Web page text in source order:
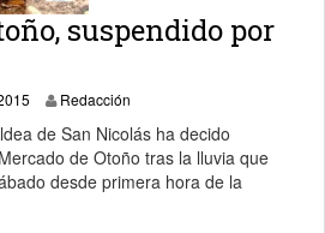
suspendido por
2 noviembre, 2015
Redacción
de San Nicolás ha decido
de Otoño tras la lluvia que
desde primera hora de la